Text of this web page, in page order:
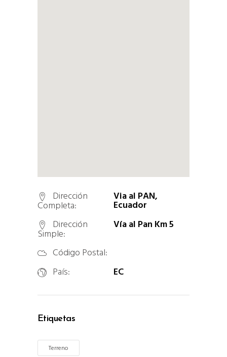
Dirección
Completa:
Via al PAN,
Ecuador
Dirección
Simple:
Vía al Pan Km 5
Código Postal:
País:
EC
Etiquetas
Terreno